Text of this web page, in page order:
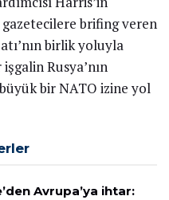
brifing veren
birlik yoluyla
Rusya’nın
bir NATO izine yol
Avrupa’ya ihtar: